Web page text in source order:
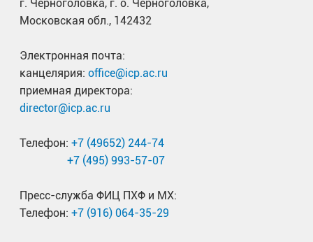
г. Черноголовка, г. о. Черноголовка,
Московская обл., 142432
Электронная почта:
канцелярия: office@icp.ac.ru
приемная директора:
director@icp.ac.ru
Телефон: +7 (49652) 244-74
+7 (495) 993-57-07
Пресс-служба ФИЦ ПХФ и МХ:
Телефон: +7 (916) 064-35-29